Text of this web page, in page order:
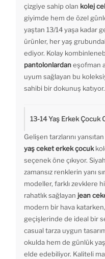
çizgiye sahip olan kolej
giyimde hem de özel
yaştan 13/14 yaşa kadar
ürünler, her yaş
ediyor. Kolay
pantolonlardaneşofman
uyum sağlayan bu
sahibi bir dokunuş katıyor.
13-14 Yaş Erkek Çocuk
Gelişen tarzlarını
yaş ceket erkek çocuk
seçenek öne çıkıyor.
zamansız renklerin yanı
modeller, farklı zevklere
rahatlık sağlayan jean
modern bir hava
geçişlerinde de ideal bir
casual tarza uygun
okulda hem de günlük
elde edebiliyor. Kaliteli